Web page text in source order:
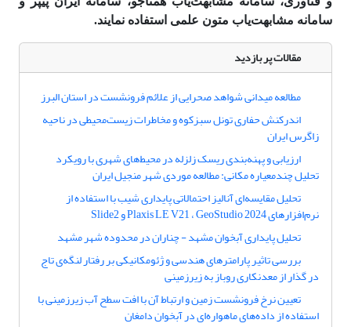
سامانه مشابهت‌یاب متون علمی استفاده نمایند.
مقالات پر بازدید
مطالعه میدانی شواهد صحرایی از علائم فرونشست در استان البرز
اندرکنش حفاری تونل سبزکوه و مخاطرات زیست‌محیطی در ناحیه
زاگرس ایران
ارزیابی و پهنه‌بندی ریسک زلزله در محیط‌های شهری با رویکرد
تحلیل چندمعیاره مکانی: مطالعه موردی شهر منجیل ایران
تحلیل مقایسه‌ای آنالیز احتمالاتی پایداری شیب با استفاده از
نرم‌افزارهای Plaxis LE V21 ، GeoStudio 2024 و Slide2
تحلیل پایداری آبخوان مشهد - چناران در محدوده شهر مشهد
بررسی تاثیر پارامترهای هندسی و ژئومکانیکی بر رفتار لنگه‌ی تاج
در گذار از معدنکاری روباز به زیرزمینی
تعیین نرخ فرونشست زمین و ارتباط آن با افت سطح آب زیرزمینی با
استفاده از داده‌های ماهواره‌ای در آبخوان دامغان